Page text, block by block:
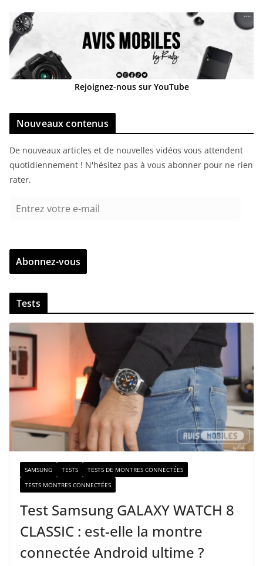
Rejoignez-nous sur YouTube
Nouveaux contenus
De nouveaux articles et de nouvelles vidéos vous attendent
quotidiennement ! N'hésitez pas à vous abonner pour ne rien
rater.
r
z
v
t
r
e
e
m
i
Abonnez-vous
Tests
SAMSUNG TESTS
TESTS DE MONTRES CONNECTÉES
TESTS MONTRES CONNECTÉES
Test Samsung GALAXY WATCH 8
CLASSIC : est-elle la montre
connectée Android ultime ?